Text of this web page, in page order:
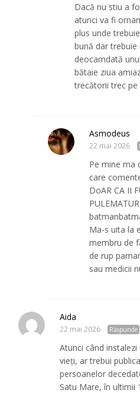
Dacă nu stiu a
atunci va fi
plus unde trebuie
bună dar trebuie
deocamdată
bătaie ziua
trecătorii trec pe
Asmodeus
22 mai 2026
Pe mine ma
care
DoAR CA II
Ma-s uita la
membru de
de rup
sau medicii
Aida
22 mai 2026 Răspunde
Atunci când
vieți, ar trebui
persoanelor
Satu Mare, în ultimii